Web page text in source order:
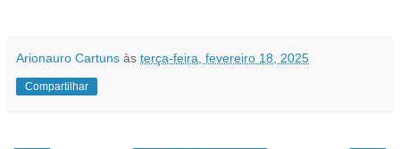
Arionauro Cartuns às terça-feira, fevereiro 18, 2025
Compartilhar